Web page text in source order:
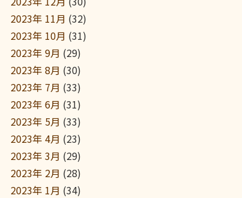
2023年 11月 (32)
2023年 10月 (31)
2023年 9月 (29)
2023年 8月 (30)
2023年 7月 (33)
2023年 6月 (31)
2023年 5月 (33)
2023年 4月 (23)
2023年 3月 (29)
2023年 2月 (28)
2023年 1月 (34)